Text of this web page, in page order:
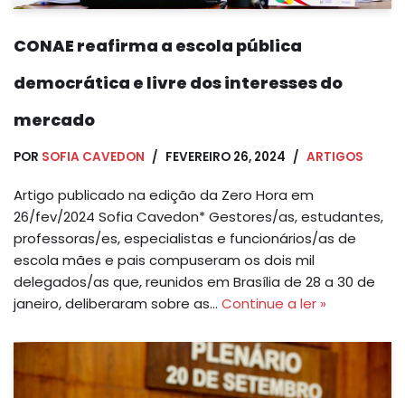
CONAE reafirma a escola pública
democrática e livre dos interesses do
mercado
POR SOFIA CAVEDON FEVEREIRO 26, 2024 ARTIGOS
Artigo publicado na edição da Zero Hora em
26/fev/2024 Sofia Cavedon* Gestores/as, estudantes,
professoras/es, especialistas e funcionários/as de
escola mães e pais compuseram os dois mil
delegados/as que, reunidos em Brasília de 28 a 30 de
janeiro, deliberaram sobre as… Continue a ler »